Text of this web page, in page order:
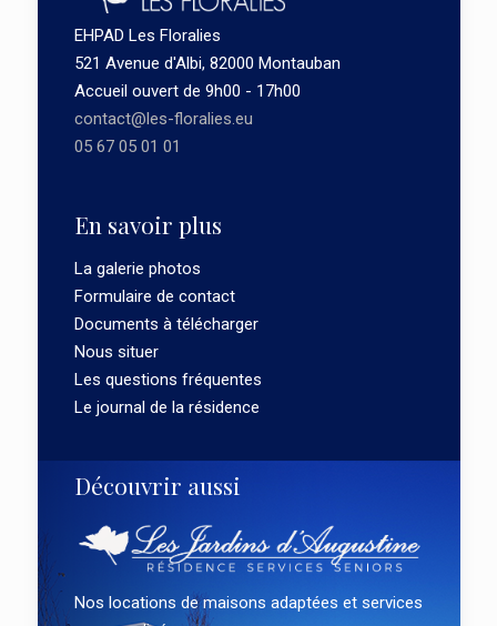
EHPAD Les Floralies
521 Avenue d'Albi, 82000 Montauban
Accueil ouvert de 9h00 - 17h00
contact@les-floralies.eu
05 67 05 01 01
En savoir plus
La galerie photos
Formulaire de contact
Documents à télécharger
Nous situer
Les questions fréquentes
Le journal de la résidence
Découvrir aussi
Nos locations de maisons adaptées et services